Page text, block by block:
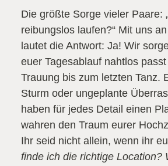
Die größte Sorge vieler Paare:
reibungslos laufen?“ Mit uns
lautet die Antwort: Ja! Wir
euer Tagesablauf nahtlos
Trauung bis zum letzten Tanz.
Sturm oder ungeplante
haben für jedes Detail einen
wahren den Traum eurer
Ihr seid nicht allein, wenn ihr
finde ich die richtige Location?